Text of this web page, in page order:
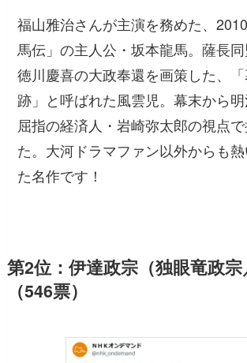
福山雅治さんが主演を務めた、
馬伝」の主人公・坂本龍馬。薩長同
徳川慶喜の大政奉還を画策した、
跡」と呼ばれた風雲児。幕末から
屈指の経済人・岩崎弥太郎の視点
た。大河ドラマファン以外からも
た名作です！
第2位：伊達政宗（独眼竜政宗
（546票）